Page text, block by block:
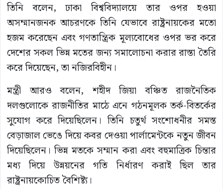
তিনি বলেন, ঢাকা বিশ্ববিদ্যালয়ে তার ওপর হওয়া
অসম্মানজনক আচরণকে তিনি যেভাবে রাষ্ট্রনায়কের মতো
হজম করেছেন এবং গণতান্ত্রিক মূল্যবোধের ওপর ভর করে
দেশের সকল ভিন্ন মতের জন্য সমালোচনা করার রাস্তা তৈরি
করে দিয়েছেন, তা নজিরবিহীন।
মন্ত্রী আরও বলেন, শহীদ জিয়া বঞ্চিত রাজনৈতিক
দলগুলোকে রাজনীতির মাঠে এনে গঠনমূলক তর্ক-বিতর্কের
সুযোগ করে দিয়েছিলেন। তিনি চতুর্থ সংশোধনীর সমস্ত
বেড়াজাল ভেঙে দিয়ে কবর দেওয়া পার্লামেন্টকে নতুন জীবন
দিয়েছিলেন। ভিন্ন মতকে সম্মান করা এবং বহুমাত্রিক চিন্তার
মধ্য দিয়ে উন্নয়নের গতি নির্ধারণ করাই ছিল তার
রাষ্ট্রনায়কোচিত বৈশিষ্ট্য।